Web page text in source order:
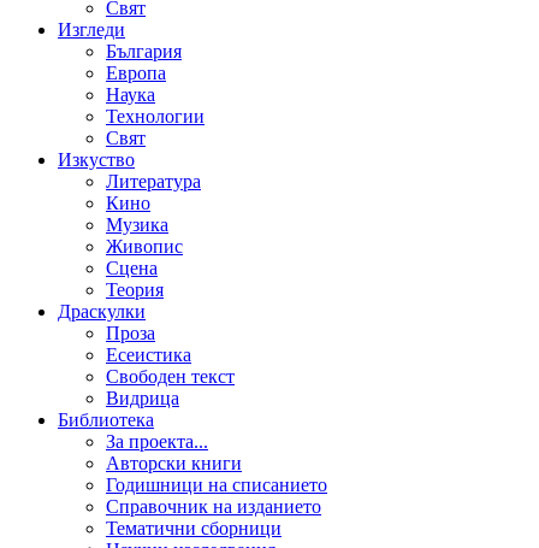
Свят
Изгледи
България
Европа
Наука
Технологии
Свят
Изкуство
Литература
Кино
Музика
Живопис
Сцена
Теория
Драскулки
Проза
Есеистика
Свободен текст
Видрица
Библиотека
За проекта...
Авторски книги
Годишници на списанието
Справочник на изданието
Тематични сборници